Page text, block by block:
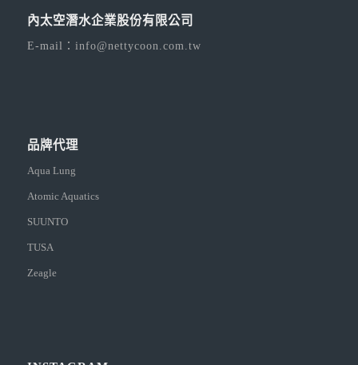
內太空潛水企業股份有限公司
E-mail： info@nettycoon.com.tw
品牌代理
Aqua Lung
Atomic Aquatics
SUUNTO
TUSA
Zeagle